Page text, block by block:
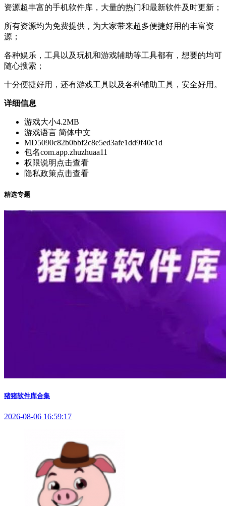
资源超丰富的手机软件库，大量的热门和最新软件及时更新；
所有资源均为免费提供，为大家带来超多便捷好用的丰富资
源；
各种娱乐，工具以及玩机和游戏辅助等工具都有，想要的均可
随心搜索；
十分便捷好用，还有游戏工具以及各种辅助工具，安全好用。
详细信息
游戏大小4.2MB
游戏语言 简体中文
MD5090c82b0bbf2c8e5ed3afe1dd9f40c1d
包名com.app.zhuzhuaa11
权限说明 点击查看
隐私政策点击查看
精选专题
猪猪软件库合集
2026-08-06 16:59:17